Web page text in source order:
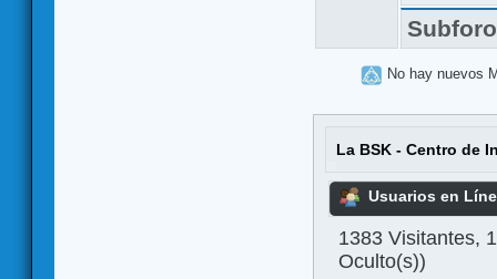
No hay nuevos
La BSK - Centro de
Usuarios en
1383 Visitantes,
Oculto(s))